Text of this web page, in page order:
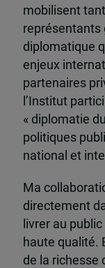
mobilisent
représentants
diplomatique
enjeux
partenaires
l’Institut
« diplomatie
politiques
national et
Ma
directement
livrer au
haute qualité.
de la richesse